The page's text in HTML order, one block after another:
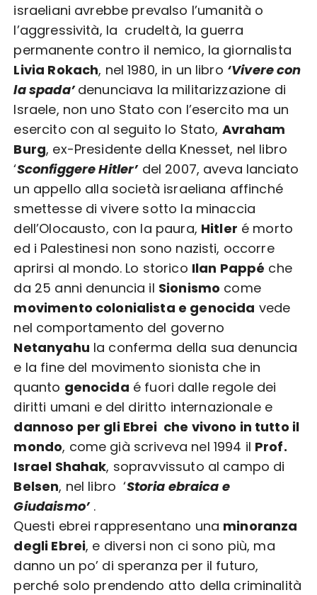
israeliani avrebbe prevalso l’umanità o
l’aggressività, la crudeltà, la guerra
permanente contro il nemico, la giornalista
Livia Rokach, nel 1980, in un libro ‘Vivere con
la spada’ denunciava la militarizzazione di
Israele, non uno Stato con l’esercito ma un
esercito con al seguito lo Stato, Avraham
Burg, ex-Presidente della Knesset, nel libro
‘Sconfiggere Hitler’del 2007, aveva lanciato
un appello alla società israeliana affinché
smettesse di vivere sotto la minaccia
dell’Olocausto, con la paura, Hitler é morto
ed i Palestinesi non sono nazisti, occorre
aprirsi al mondo. Lo storico Ilan Pappé che
da 25 anni denuncia il Sionismo come
movimento colonialista e genocida vede
nel comportamento del governo
Netanyahu la conferma della sua denuncia
e la fine del movimento sionista che in
quanto genocida é fuori dalle regole dei
diritti umani e del diritto internazionale e
dannoso per gli Ebrei che vivono in tutto il
mondo, come già scriveva nel 1994 il Prof.
Israel Shahak, sopravvissuto al campo di
Belsen, nel libro ‘Storia ebraica e
Giudaismo’.
Questi ebrei rappresentano una minoranza
degli Ebrei, e diversi non ci sono più, ma
danno un po’ di speranza per il futuro,
perché solo prendendo atto della criminalità